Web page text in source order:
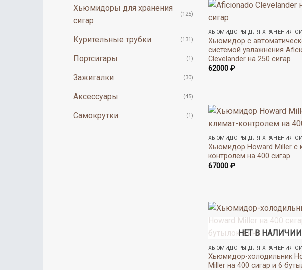
Хьюмидоры для хранения
сигар
(125)
Курительные трубки (131)
Портсигары (1)
Зажигалки (30)
Аксессуары (45)
Самокрутки (1)
ХЬЮМИДОРЫ ДЛЯ ХРАНЕНИЯ
Хьюмидор с
системой увлажнения
Clevelander на 250 сигар
62000 ₽
ХЬЮМИДОРЫ ДЛЯ ХРАНЕНИЯ
Хьюмидор Howard Miller с
контролем на 400 сигар
67000 ₽
НЕТ В НАЛИЧИИ
ХЬЮМИДОРЫ ДЛЯ ХРАНЕНИЯ
Хьюмидор-холодильник
Miller на 400 сигар и 6